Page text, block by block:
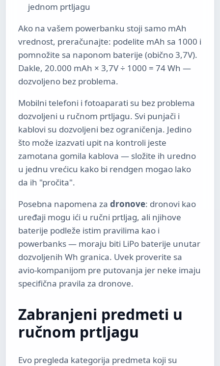
jednom prtljagu
Ako na vašem powerbanku stoji samo mAh
vrednost, preračunajte: podelite mAh sa 1000 i
pomnožite sa naponom baterije (obično 3,7V).
Dakle, 20.000 mAh × 3,7V ÷ 1000 = 74 Wh —
dozvoljeno bez problema.
Mobilni telefoni i fotoaparati su bez problema
dozvoljeni u ručnom prtljagu. Svi punjači i
kablovi su dozvoljeni bez ograničenja. Jedino
što može izazvati upit na kontroli jeste
zamotana gomila kablova — složite ih uredno
u jednu vrećicu kako bi rendgen mogao lako
da ih "pročita".
Posebna napomena za dronove: dronovi kao
uređaji mogu ići u ručni prtljag, ali njihove
baterije podleže istim pravilima kao i
powerbanks — moraju biti LiPo baterije unutar
dozvoljenih Wh granica. Uvek proverite sa
avio-kompanijom pre putovanja jer neke imaju
specifična pravila za dronove.
Zabranjeni predmeti u
ručnom prtljagu
Evo pregleda kategorija predmeta koji su